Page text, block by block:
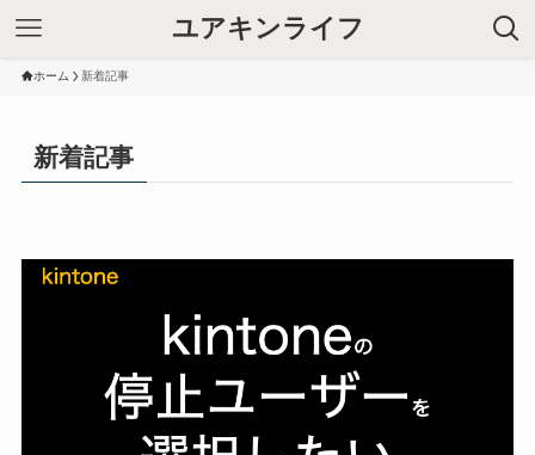
ユアキンライフ
ホーム 新着記事
新着記事